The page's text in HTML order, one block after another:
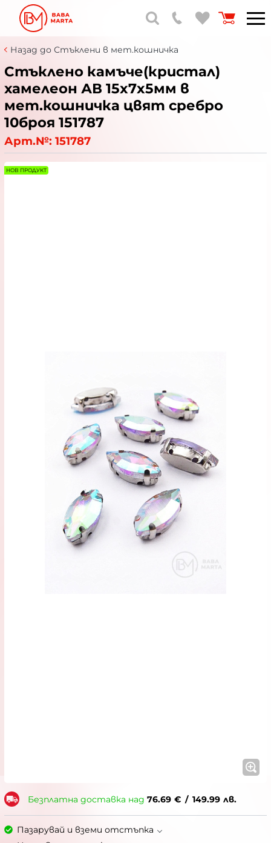
Назад до Стъклени в мет.кошничка
Стъклено камъче(кристал)
хамелеон АВ 15x7x5мм в
мет.кошничка цвят сребро
10броя 151787
Арт.№: 151787
НОВ ПРОДУКТ
Безплатна доставка над 76.69 € / 149.99 лв.
Пазарувай и вземи отстъпка